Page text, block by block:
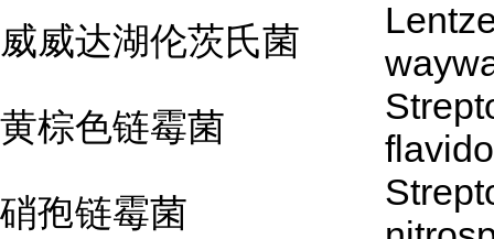
威威达湖伦茨氏菌
黄棕色链霉菌
硝孢链霉菌